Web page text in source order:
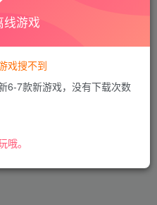
线游戏
戏搜不到
6-7款新游戏，没有下载次数
。